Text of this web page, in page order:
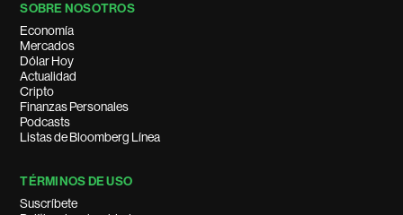
SOBRE NOSOTROS
Economía
Mercados
Dólar Hoy
Actualidad
Cripto
Finanzas Personales
Podcasts
Listas de Bloomberg Línea
TÉRMINOS DE USO
Suscríbete